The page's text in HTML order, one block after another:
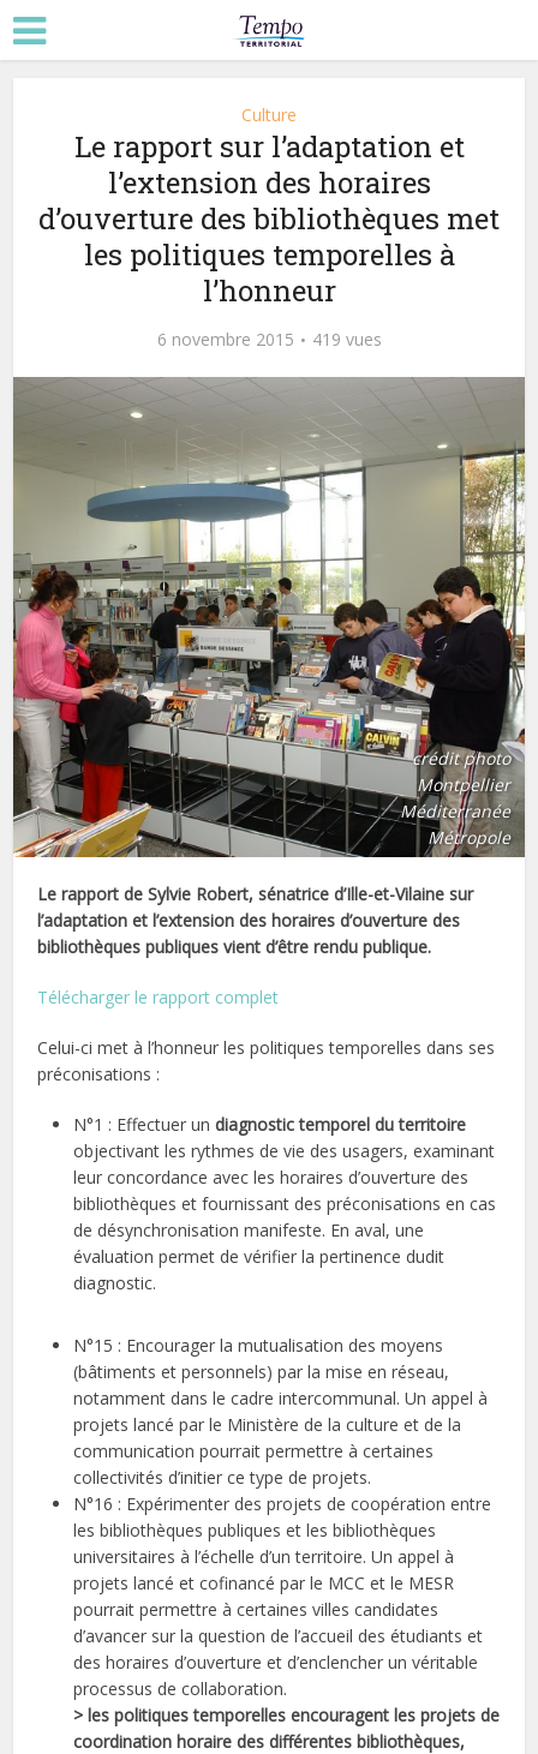
Culture
Le rapport sur l’adaptation et
l’extension des horaires
d’ouverture des bibliothèques met
les politiques temporelles à
l’honneur
6 novembre 2015 419 vues
crédit photo
Montpellier
Méditerranée
Métropole
Le rapport de Sylvie Robert, sénatrice d’Ille-et-Vilaine sur
l’adaptation et l’extension des horaires d’ouverture des
bibliothèques publiques vient d’être rendu publique.
Télécharger le rapport complet
Celui-ci met à l’honneur les politiques temporelles dans ses
préconisations :
N°1 : Effectuer undiagnostic temporel du territoire
objectivant les rythmes de vie des usagers, examinant
leur concordance avec les horaires d’ouverture des
bibliothèques et fournissant des préconisations en cas
de désynchronisation manifeste. En aval, une
évaluation permet de vérifier la pertinence dudit
diagnostic.
N°15 : Encourager la mutualisation des moyens
(bâtiments et personnels) par la mise en réseau,
notamment dans le cadre intercommunal. Un appel à
projets lancé par le Ministère de la culture et de la
communication pourrait permettre à certaines
collectivités d’initier ce type de projets.
N°16 : Expérimenter des projets de coopération entre
les bibliothèques publiques et les bibliothèques
universitaires à l’échelle d’un territoire. Un appel à
projets lancé et cofinancé par le MCC et le MESR
pourrait permettre à certaines villes candidates
d’avancer sur la question de l’accueil des étudiants et
des horaires d’ouverture et d’enclencher un véritable
processus de collaboration.
> les politiques temporelles encouragent les projets de
coordination horaire des différentes bibliothèques,